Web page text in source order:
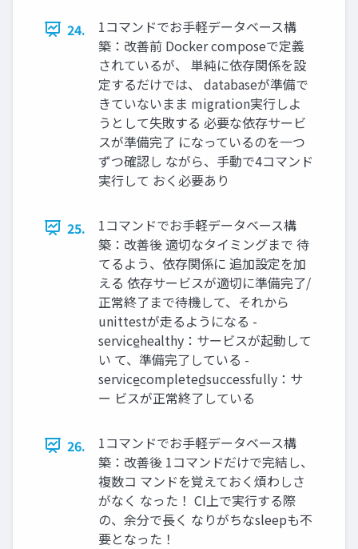
24.
1コマンドでお手軽データベース構
築：改善前 Docker composeで定義
されているが、 単純に依存関係を設
定するだけでは、 databaseが準備で
きていないまま migration実行しよ
うとして失敗する 必要な依存サービ
スが準備完了 になっているのを一つ
ずつ確認し ながら、手動で4コマンド
実行して おく必要あり
25.
1コマンドでお手軽データベース構
築：改善後 適切なタイミングまで 待
てるよう、依存関係に 追加設定を加
える 依存サービスが適切に準備完了/
正常終了まで待機して、それから
unittestが走るようになる -
service̲healthy：サービスが起動して
い て、準備完了している -
service̲completed̲successfully：サ
ー ビスが正常終了している
26.
1コマンドでお手軽データベース構
築：改善後 1コマンドだけで完結し、
複数コ マンドを覚えておく煩わしさ
がなく なった！ CI上で実行する際
の、余分で長く なりがちなsleepも不
要となった！